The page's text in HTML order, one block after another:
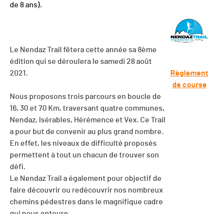
de 8 ans).
Le Nendaz Trail fêtera cette année sa 8ème
édition qui se déroulera le samedi 28 août
2021.
Nous proposons trois parcours en boucle de
16, 30 et 70 Km, traversant quatre communes,
Nendaz, Isérables, Hérémence et Vex. Ce Trail
a pour but de convenir au plus grand nombre.
En effet, les niveaux de difficulté proposés
permettent à tout un chacun de trouver son
défi.
Le Nendaz Trail a également pour objectif de
faire découvrir ou redécouvrir nos nombreux
chemins pédestres dans le magnifique cadre
Règlement
de course